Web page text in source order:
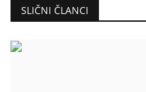
SLIČNI ČLANCI